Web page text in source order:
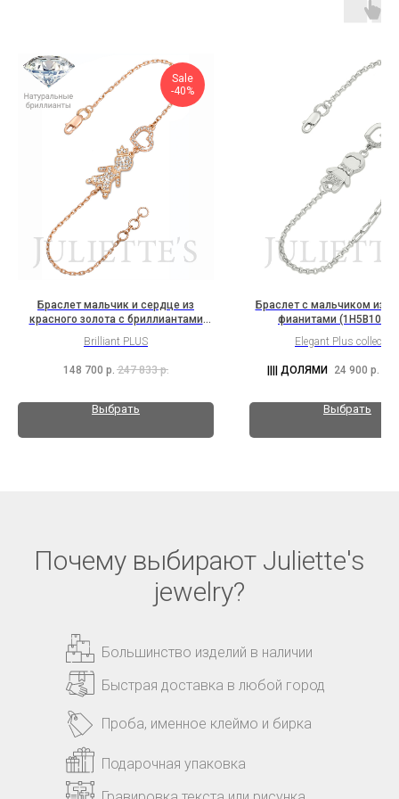
Sale
-40%
Браслет мальчик и сердце из
красного золота с бриллиантами
(2H7B8K2b)
Brilliant PLUS
148 700 р. 247 833 р.
Выбрать
Браслет с мальчиком из
фианитами
Elegant Plus collection
24 900 р.
Выбрать
Почему выбирают Juliette's
jewelry?
Большинство изделий в наличии
Быстрая доставка в любой город
Подарочная упаковка
Проба, именное клеймо и бирка